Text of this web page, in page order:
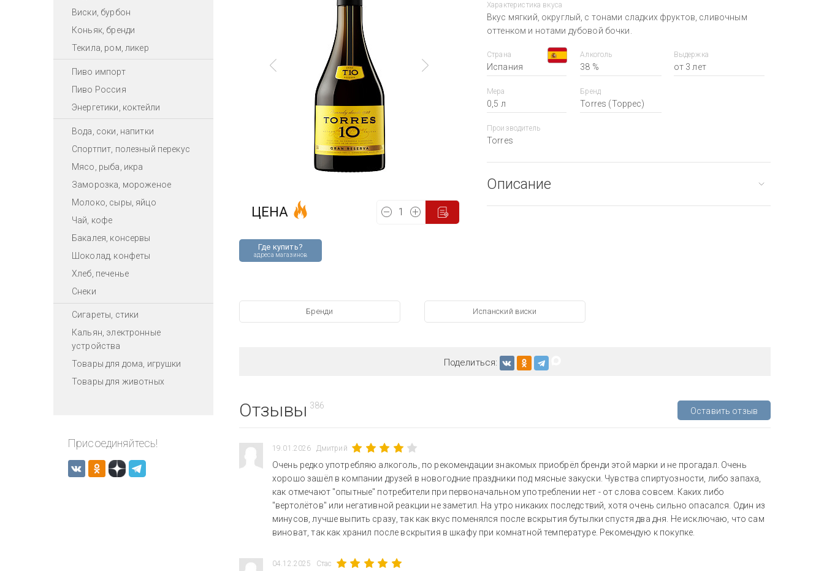
Виски, бурбон
Коньяк, бренди
Текила, ром, ликер
Пиво импорт
Пиво Россия
Энергетики, коктейли
Вода, соки, напитки
Спортпит, полезный перекус
Мясо, рыба, икра
Заморозка, мороженое
Молоко, сыры, яйцо
Чай, кофе
Бакалея, консервы
Шоколад, конфеты
Хлеб, печенье
Снеки
Сигареты, стики
Кальян, электронные
устройства
Товары для дома, игрушки
Товары для животных
Присоединяйтесь!
Где купить?
адреса магазинов
ЦЕНА
Характеристика вкуса
Вкус мягкий, округлый, с тонами сладких фруктов, сливочным
оттенком и нотами дубовой бочки.
Страна
Испания
Алкоголь
38 %
Выдержка
от 3 лет
Мера
0,5 л
Бренд
Torres (Торрес)
Производитель
Torres
Описание
Бренди Испанский виски
Поделиться:
Отзывы 386
Оставить отзыв
19.01.2026 Дмитрий
Очень редко употребляю алкоголь, по рекомендации знакомых приобрёл бренди этой марки и не прогадал. Очень
хорошо зашёл в компании друзей в новогодние праздники под мясные закуски. Чувства спиртуозности, либо запаха,
как отмечают "опытные" потребители при первоначальном употреблении нет - от слова совсем. Каких либо
"вертолётов" или негативной реакции не заметил. На утро никаких последствий, хотя очень сильно опасался. Один из
минусов, лучше выпить сразу, так как вкус поменялся после вскрытия бутылки спустя два дня. Не исключаю, что сам
виноват, так как хранил после вскрытия в шкафу при комнатной температуре. Рекомендую к покупке.
04.12.2025 Стас